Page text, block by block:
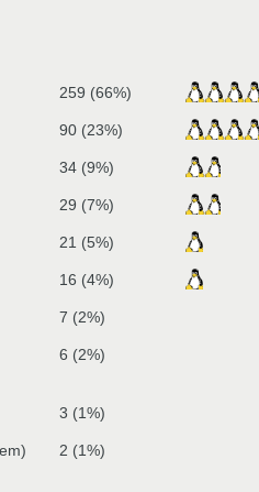
259 (66%)
90 (23%)
34 (9%)
29 (7%)
21 (5%)
16 (4%)
7 (2%)
6 (2%)
3 (1%)
2 (1%)